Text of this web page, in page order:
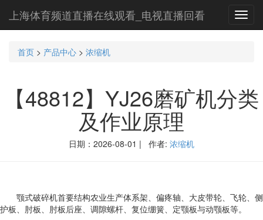
上海体育频道直播在线观看_电视直播回看
首页 > 产品中心 > 浓缩机
【48812】YJ26磨矿机分类
及作业原理
日期：2026-08-01 | 作者: 浓缩机
颚式破碎机首要结构农业生产体系架、偏疼轴、大皮带轮、飞轮、侧
护板、肘板、肘板后座、调隙螺杆、复位绷簧、定颚板与动颚板等。